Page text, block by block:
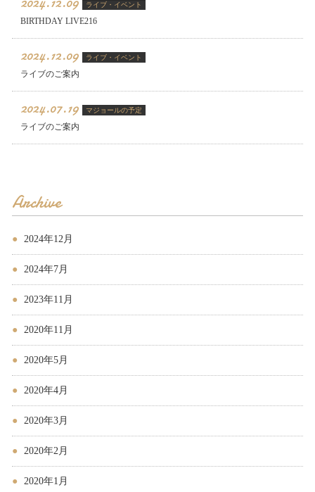
ライブ・イベント
BIRTHDAY LIVE216
2024.12.09 ライブ・イベント
ライブのご案内
2024.07.19 マジョールの予定
ライブのご案内
Archive
2024年12月
2024年7月
2023年11月
2020年11月
2020年5月
2020年4月
2020年3月
2020年2月
2020年1月